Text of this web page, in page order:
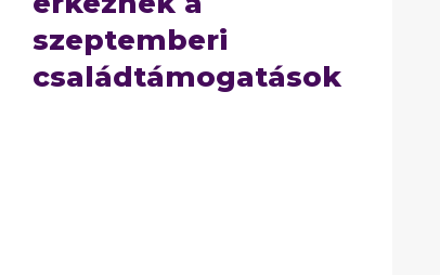
szeptemberi
családtámogatások